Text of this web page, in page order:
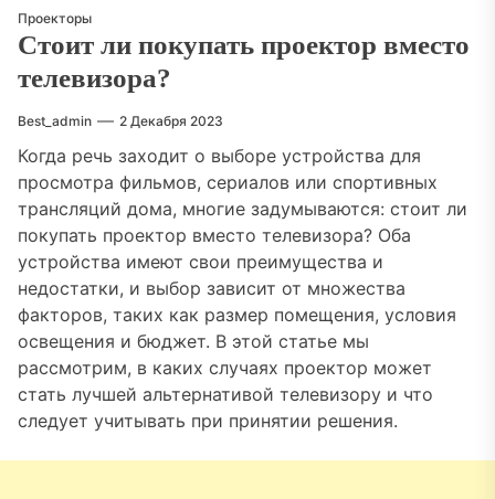
Проекторы
Стоит ли покупать проектор вместо
телевизора?
Best_admin 2 Декабря 2023
Когда речь заходит о выборе устройства для
просмотра фильмов, сериалов или спортивных
трансляций дома, многие задумываются: стоит ли
покупать проектор вместо телевизора? Оба
устройства имеют свои преимущества и
недостатки, и выбор зависит от множества
факторов, таких как размер помещения, условия
освещения и бюджет. В этой статье мы
рассмотрим, в каких случаях проектор может
стать лучшей альтернативой телевизору и что
следует учитывать при принятии решения.